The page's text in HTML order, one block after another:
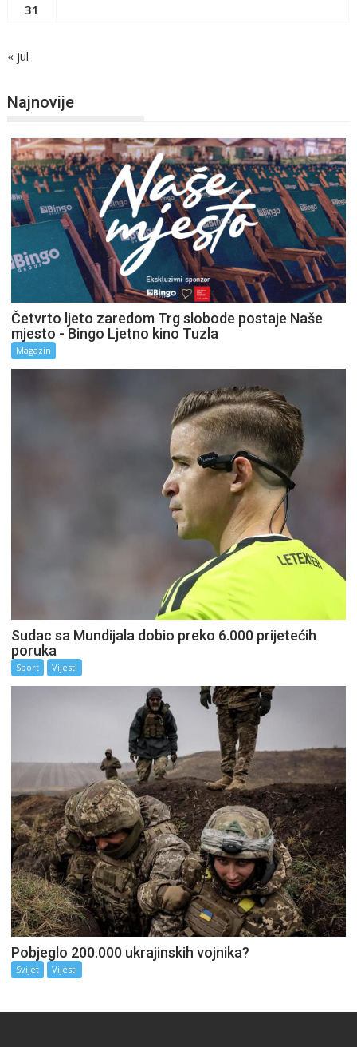
31
« jul
Najnovije
Četvrto ljeto zaredom Trg slobode postaje Naše
mjesto - Bingo Ljetno kino Tuzla
Magazin
Sudac sa Mundijala dobio preko 6.000 prijetećih
poruka
Sport Vijesti
Pobjeglo 200.000 ukrajinskih vojnika?
Svijet Vijesti